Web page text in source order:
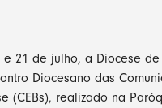
e 21 de julho, a Diocese de
Diocesano das
(CEBs), realizado na